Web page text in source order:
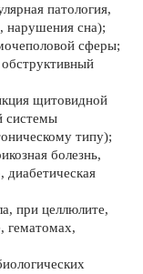
патология,
нарушения сна);
сферы;
щитовидной
системы
типу);
болезнь,
при целлюлите,
гематомах,